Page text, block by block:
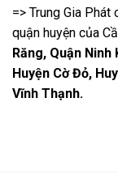
=> Trung Gia
quận huyện của
Răng, Quận
Huyện Cờ Đỏ,
Vĩnh Thạnh.